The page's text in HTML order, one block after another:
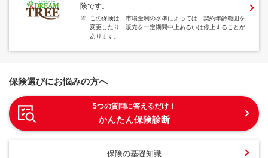
険です。
※
この保険は、市場金利の水準によっては、契約年齢範囲を
変更したり、販売を一定期間中止あるいは停止することが
あります。
保険選びにお悩みの方へ
5つの質問に答えるだけ！
かんたん保険診断
保険の基礎知識